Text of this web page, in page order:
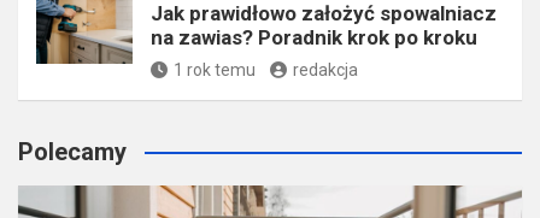
Jak prawidłowo założyć spowalniacz
na zawias? Poradnik krok po kroku
1 rok temu redakcja
Polecamy